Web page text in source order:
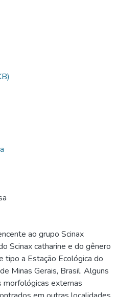
ao grupo Scinax
Scinax catharine e do gênero
tipo a Estação Ecológica do
Minas Gerais, Brasil. Alguns
morfológicas externas